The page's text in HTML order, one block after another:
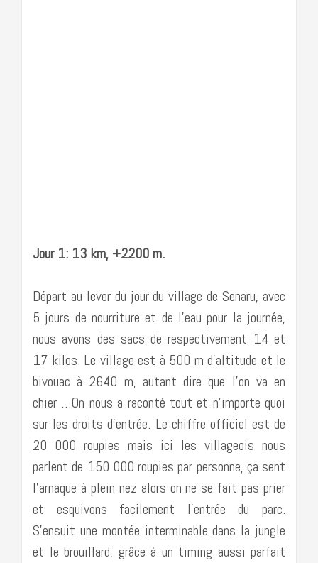
Jour 1: 13 km, +2200 m.
Départ au lever du jour du village de Senaru, avec
5 jours de nourriture et de l’eau pour la journée,
nous avons des sacs de respectivement 14 et
17 kilos. Le village est à 500 m d’altitude et le
bivouac à 2640 m, autant dire que l’on va en
chier …On nous a raconté tout et n’importe quoi
sur les droits d’entrée. Le chiffre officiel est de
20 000 roupies mais ici les villageois nous
parlent de 150 000 roupies par personne, ça sent
l’arnaque à plein nez alors on ne se fait pas prier
et esquivons facilement l’entrée du parc.
S’ensuit une montée interminable dans la jungle
et le brouillard, grâce à un timing aussi parfait